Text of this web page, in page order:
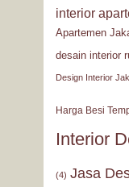
interior
Apartemen
desain interior
Design Interior
Harga Besi
Interior
(4) Jasa